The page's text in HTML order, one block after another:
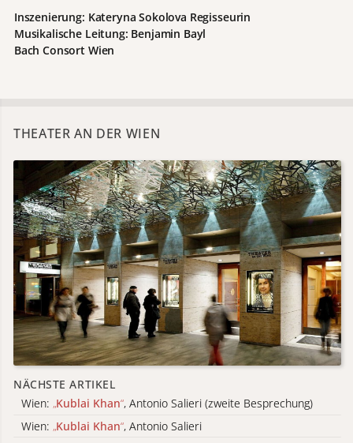
Inszenierung: Kateryna Sokolova Regisseurin
Musikalische Leitung: Benjamin Bayl
Bach Consort Wien
THEATER AN DER WIEN
NÄCHSTE ARTIKEL
Wien: „Kublai Khan“, Antonio Salieri (zweite Besprechung)
Wien: „Kublai Khan“, Antonio Salieri